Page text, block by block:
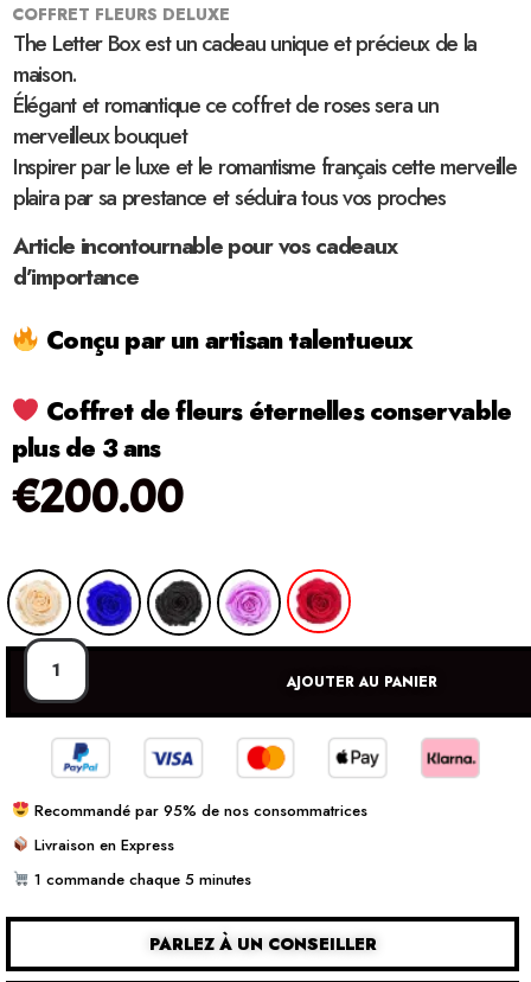
COFFRET FLEURS DELUXE
The Letter Box est un cadeau unique et précieux de la
maison.
Élégant et romantique ce coffret de roses sera un
merveilleux bouquet
Inspirer par le luxe et le romantisme français cette merveille
plaira par sa prestance et séduira tous vos proches
Article incontournable pour vos cadeaux
d’importance
Conçu par un artisan talentueux
Coffret de fleurs éternelles conservable
plus de 3 ans
€200.00
AJOUTER AU PANIER
Recommandé par 95% de nos consommatrices
Livraison en Express
1 commande chaque 5 minutes
PARLEZ À UN CONSEILLER